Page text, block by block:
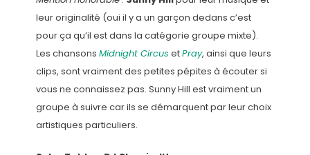
leur originalité (oui il y a un garçon dedans c’est
pour ça qu’il est dans la catégorie groupe mixte).
Les chansons Midnight Circus etPray, ainsi que leurs
clips, sont vraiment des petites pépites à écouter si
vous ne connaissez pas. Sunny Hill est vraiment un
groupe à suivre car ils se démarquent par leur choix
artistiques particuliers.